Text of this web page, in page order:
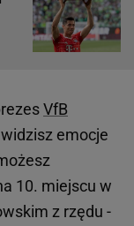
VfB
emocje
10. miejscu w
z rzędu -